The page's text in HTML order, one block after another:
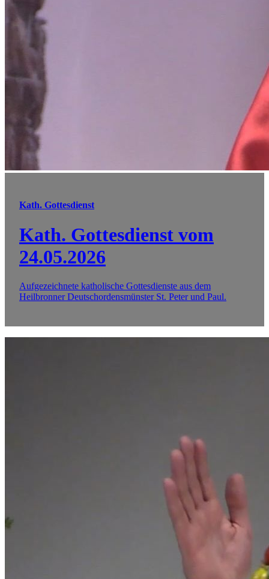
Kath. Gottesdienst
Kath. Gottesdienst vom
24.05.2026
Aufgezeichnete katholische Gottesdienste aus dem
Heilbronner Deutschordensmünster St. Peter und Paul.